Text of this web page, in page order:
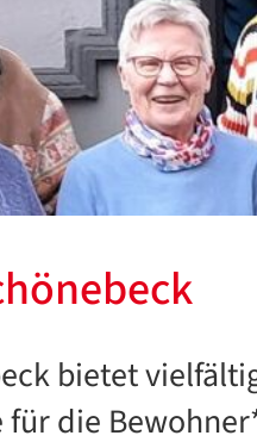
bietet
die